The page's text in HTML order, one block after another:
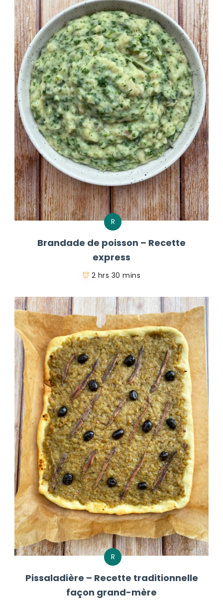
R
Brandade de poisson – Recette
express
2 hrs 30 mins
R
Pissaladière – Recette traditionnelle
façon grand-mère